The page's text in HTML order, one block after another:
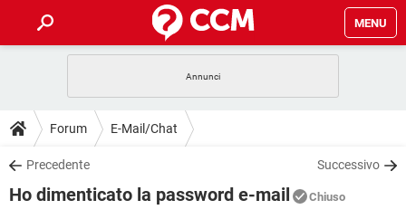
MENU
INTRATTENIMENTO
iOS
INSTAGRAM WHATSAPP
GUIDE
COVID-19
DOWNLOAD
COVID-19 GAMING
Forum E-Mail/Chat
Precedente Successivo
Ho dimenticato la password e-mail Chiuso